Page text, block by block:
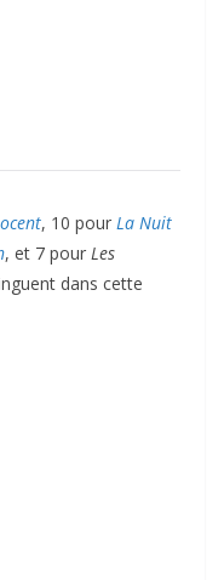
, 10 pour La Nuit
, et 7 pour Les
dans cette